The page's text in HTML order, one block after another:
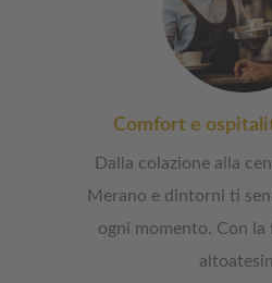
Comfort e
Dalla colazione alla
Merano e dintorni ti
ogni momento. Con